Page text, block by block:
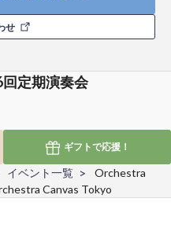
せ
定期演奏会
ギフトで応援！
イベント一覧
Orchestra
Canvas Tokyo